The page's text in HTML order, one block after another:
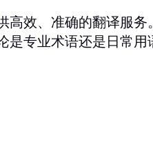
高效、准确的翻译服
专业术语还是日常用